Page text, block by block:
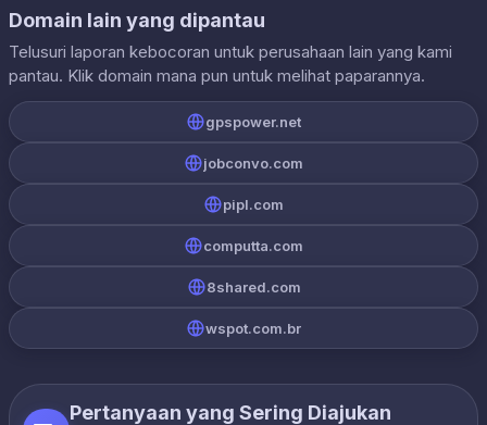
Domain lain yang dipantau
Telusuri laporan kebocoran untuk perusahaan lain yang kami
pantau. Klik domain mana pun untuk melihat paparannya.
gpspower.net
jobconvo.com
pipl.com
computta.com
8shared.com
wspot.com.br
Pertanyaan yang Sering Diajukan